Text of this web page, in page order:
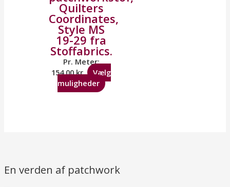
Quilters
Coordinates,
Style MS
19-29 fra
Stoffabrics.
Pr. Meter:
154,00kr.
Vælg
muligheder
En verden af patchwork